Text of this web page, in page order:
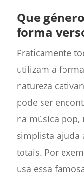
Que
forma
Praticamente
utilizam a
natureza
pode ser
na música pop,
simplista ajuda
totais. Por
usa essa